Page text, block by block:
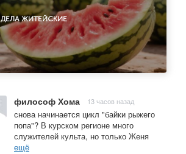
ДЕЛА ЖИТЕЙСКИЕ
философ Хома 13 часов назад
снова начинается цикл "байки рыжего
попа"? В курском регионе много
служителей культа, но только Женя
ещё